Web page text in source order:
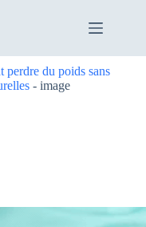
perdre du poids sans
- image